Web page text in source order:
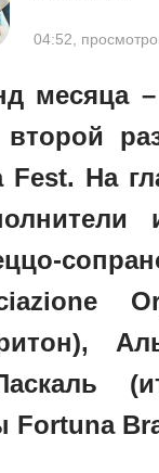
04:52,
месяца
Fest. На
Fortuna